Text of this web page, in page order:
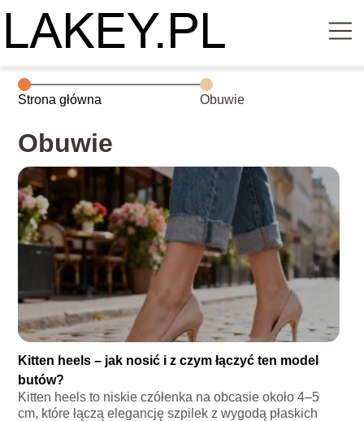
Strona główna Obuwie
Obuwie
Kitten heels – jak nosić i z czym łączyć ten model
butów?
Kitten heels to niskie czółenka na obcasie około 4–5
cm, które łączą elegancję szpilek z wygodą płaskich